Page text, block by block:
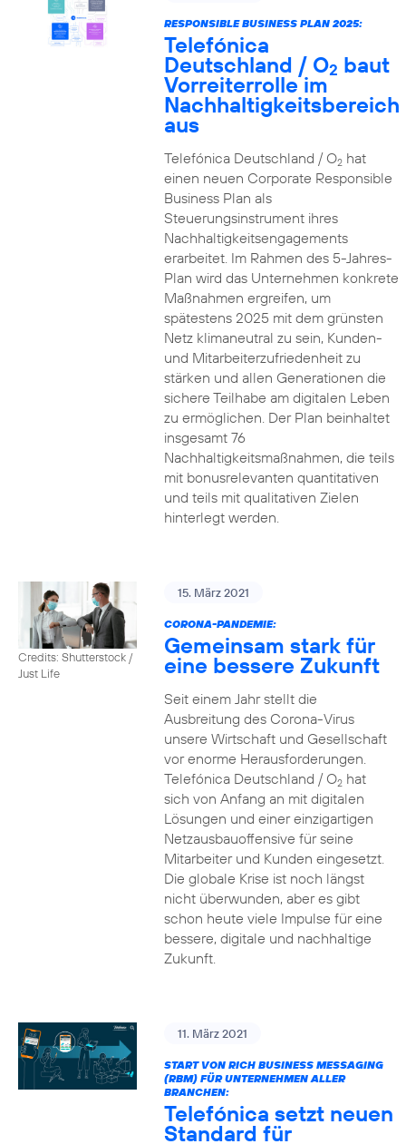
RESPONSIBLE BUSINESS PLAN 2025:
Telefónica
Deutschland / O2 baut
Vorreiterrolle im
Nachhaltigkeitsbereich
aus
Telefónica Deutschland / O2hat
einen neuen Corporate Responsible
Business Plan als
Steuerungsinstrument ihres
Nachhaltigkeitsengagements
erarbeitet. Im Rahmen des 5-Jahres-
Plan wird das Unternehmen konkrete
Maßnahmen ergreifen, um
spätestens 2025 mit dem grünsten
Netz klimaneutral zu sein, Kunden-
und Mitarbeiterzufriedenheit zu
stärken und allen Generationen die
sichere Teilhabe am digitalen Leben
zu ermöglichen. Der Plan beinhaltet
insgesamt 76
Nachhaltigkeitsmaßnahmen, die teils
mit bonusrelevanten quantitativen
und teils mit qualitativen Zielen
hinterlegt werden.
Credits: Shutterstock /
Just Life
15. März 2021
CORONA-PANDEMIE:
Gemeinsam stark für
eine bessere Zukunft
Seit einem Jahr stellt die
Ausbreitung des Corona-Virus
unsere Wirtschaft und Gesellschaft
vor enorme Herausforderungen.
Telefónica Deutschland / O2hat
sich von Anfang an mit digitalen
Lösungen und einer einzigartigen
Netzausbauoffensive für seine
Mitarbeiter und Kunden eingesetzt.
Die globale Krise ist noch längst
nicht überwunden, aber es gibt
schon heute viele Impulse für eine
bessere, digitale und nachhaltige
Zukunft.
11. März 2021
START VON RICH BUSINESS MESSAGING
(RBM) FÜR UNTERNEHMEN ALLER
BRANCHEN:
Telefónica setzt neuen
Standard für